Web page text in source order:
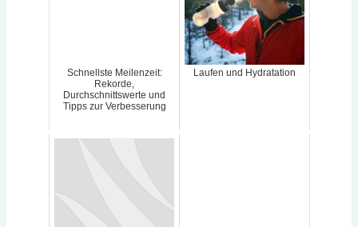
Schnellste Meilenzeit:
Rekorde,
Durchschnittswerte und
Tipps zur Verbesserung
Laufen und Hydratation